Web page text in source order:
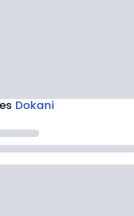
Dokani